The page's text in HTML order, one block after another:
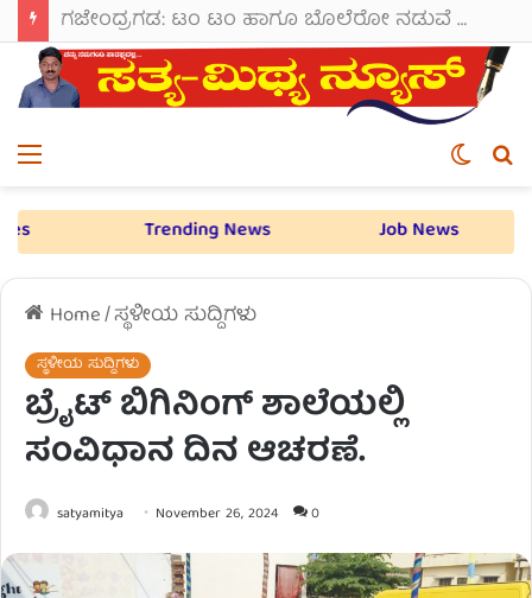
ಗಜೇಂದ್ರಗಡ: ಟಂ ಟಂ ಹಾಗೂ ಬೊಲೆರೋ ನಡುವೆ ಭೀಕರ ಡಿಕ್ಕಿ; 7-8 ಜನರಿಗೆ ಗಾಯ.
Switch
Social Media Updates
Trending News
Home/ಸ್ಥಳೀಯ ಸುದ್ದಿಗಳು
ಸ್ಥಳೀಯ ಸುದ್ದಿಗಳು
ಬ್ರೈಟ್ ಬಿಗಿನಿಂಗ್ ಶಾಲೆಯಲ್ಲಿ
ಸಂವಿಧಾನ ದಿನ ಆಚರಣೆ.
satyamitya November 26, 2024 0